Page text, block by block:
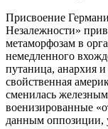
Присвоение
Незалежности»
метаморфозам в
немедленного
путаница, анархия и
свойственная
сменилась
военизированные
данным оппозиции,